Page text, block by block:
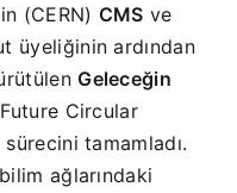
(CERN) CMS ve
üyeliğinin ardından
Geleceğin
Circular
tamamladı.
ağlarındaki